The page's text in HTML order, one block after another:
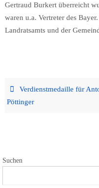
Gertraud Burkert überreicht
waren u.a. Vertreter des
Landratsamts und der
Verdienstmedaille für
Pöttinger
Suchen